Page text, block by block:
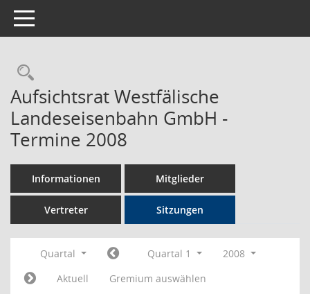
Toggle navigation
Rechercheauswahl
Aufsichtsrat Westfälische
Landeseisenbahn GmbH -
Termine 2008
Informationen Mitglieder
Vertreter Sitzungen
Quartal Quartal 1
2008
Aktuell
Gremium auswählen